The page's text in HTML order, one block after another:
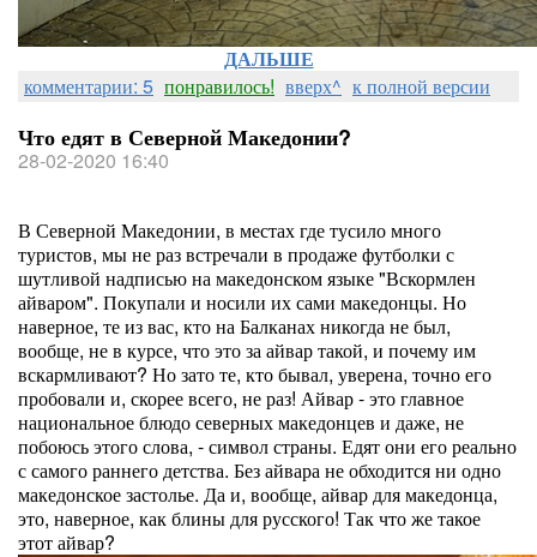
ДАЛЬШЕ
комментарии: 5 понравилось! вверх^ к полной версии
Что едят в Северной Македонии?
28-02-2020 16:40
В Северной Македонии, в местах где тусило много
туристов, мы не раз встречали в продаже футболки с
шутливой надписью на македонском языке "Вскормлен
айваром". Покупали и носили их сами македонцы. Но
наверное, те из вас, кто на Балканах никогда не был,
вообще, не в курсе, что это за айвар такой, и почему им
вскармливают? Но зато те, кто бывал, уверена, точно его
пробовали и, скорее всего, не раз! Айвар - это главное
национальное блюдо северных македонцев и даже, не
побоюсь этого слова, - символ страны. Едят они его реально
с самого раннего детства. Без айвара не обходится ни одно
македонское застолье. Да и, вообще, айвар для македонца,
это, наверное, как блины для русского! Так что же такое
этот айвар?